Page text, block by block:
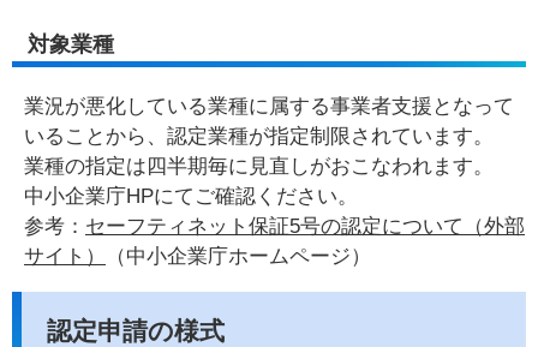
対象業種
業況が悪化している業種に属する事業者支援となって
いることから、認定業種が指定制限されています。
業種の指定は四半期毎に見直しがおこなわれます。
中小企業庁HPにてご確認ください。
参考： セーフティネット保証5号の認定について（外部
サイト）
（中小企業庁ホームページ）
認定申請の様式